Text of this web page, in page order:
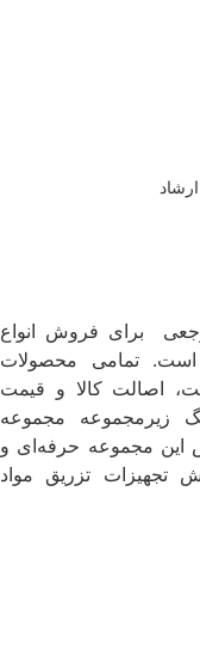
برای فروش انواع
است. تمامی محصولات
اصالت کالا و قیمت
زیرمجموعه مجموعه
این مجموعه حرفه‌ای و
تجهیزات تزریق مواد